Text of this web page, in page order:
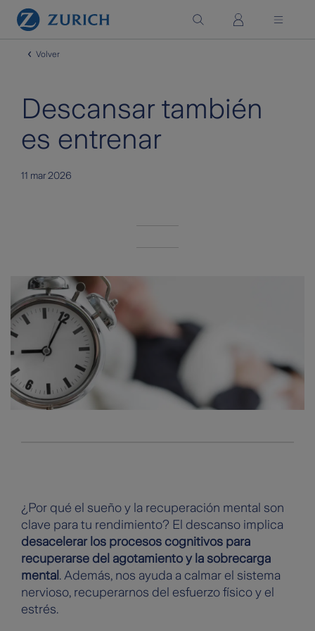
Saltar al contenido principal
Volver
Descansar también
es entrenar
11 mar 2026
¿Por qué el sueño y la recuperación mental son
clave para tu rendimiento? El descanso implica
desacelerar los procesos cognitivos para
recuperarse del agotamiento y la sobrecarga
mental . Además, nos ayuda a calmar el sistema
nervioso, recuperarnos del esfuerzo físico y el
estrés.